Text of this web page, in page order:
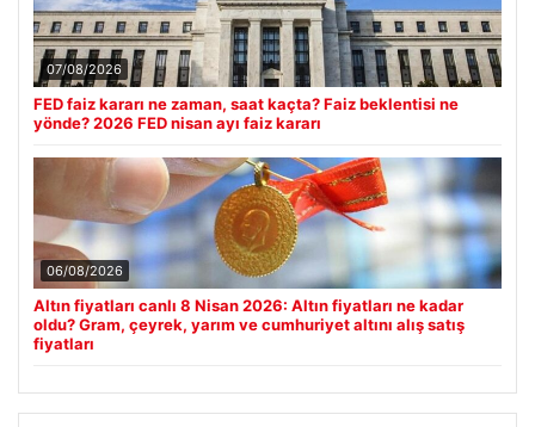
07/08/2026
FED faiz kararı ne zaman, saat kaçta? Faiz beklentisi ne
yönde? 2026 FED nisan ayı faiz kararı
06/08/2026
Altın fiyatları canlı 8 Nisan 2026: Altın fiyatları ne kadar
oldu? Gram, çeyrek, yarım ve cumhuriyet altını alış satış
fiyatları